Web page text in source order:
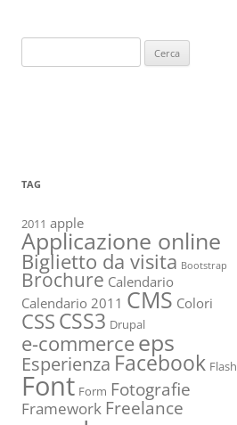
per:
TAG
2011 apple
Applicazione online
Biglietto da visita Bootstrap
Brochure Calendario
Calendario 2011 CMS Colori
CSSCSS3 Drupal
e-commerceeps
Esperienza Facebook Flash
Font Form Fotografie
Framework Freelance